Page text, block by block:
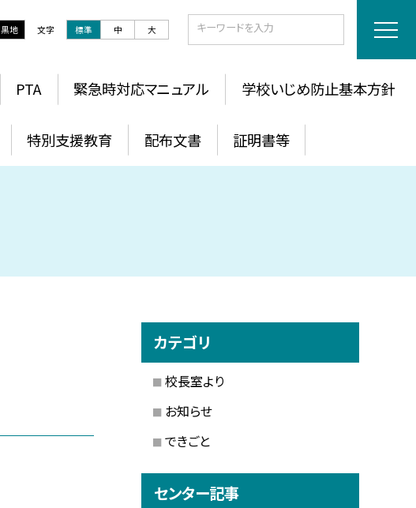
黒地 文字 標準 中 大
PTA 緊急時対応マニュアル 学校いじめ防止基本方針
特別支援教育 配布文書 証明書等
カテゴリ
校長室より
お知らせ
できごと
センター記事